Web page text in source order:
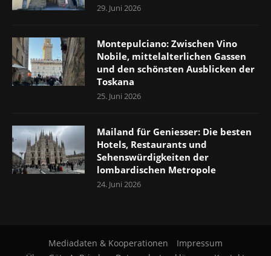
29. Juni 2026
Montepulciano: Zwischen Vino
Nobile, mittelalterlichen Gassen
und den schönsten Ausblicken der
Toskana
25. Juni 2026
Mailand für Geniesser: Die besten
Hotels, Restaurants und
Sehenswürdigkeiten der
lombardischen Metropole
24. Juni 2026
Mediadaten & Kooperationen
Impressum